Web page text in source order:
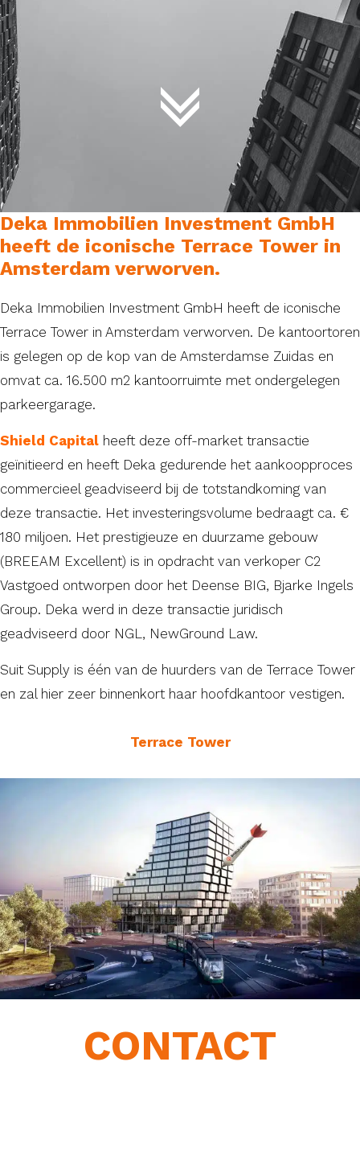
Deka Immobilien Investment GmbH
heeft de iconische Terrace Tower in
Amsterdam verworven.
Deka Immobilien Investment GmbH heeft de iconische
Terrace Tower in Amsterdam verworven. De kantoortoren
is gelegen op de kop van de Amsterdamse Zuidas en
omvat ca. 16.500 m2 kantoorruimte met ondergelegen
parkeergarage.
Shield Capital heeft deze off-market transactie
geïnitieerd en heeft Deka gedurende het aankoopproces
commercieel geadviseerd bij de totstandkoming van
deze transactie. Het investeringsvolume bedraagt ca. €
180 miljoen. Het prestigieuze en duurzame gebouw
(BREEAM Excellent) is in opdracht van verkoper C2
Vastgoed ontworpen door het Deense BIG, Bjarke Ingels
Group. Deka werd in deze transactie juridisch
geadviseerd door NGL, NewGround Law.
Suit Supply is één van de huurders van de Terrace Tower
en zal hier zeer binnenkort haar hoofdkantoor vestigen.
Terrace Tower
CONTACT